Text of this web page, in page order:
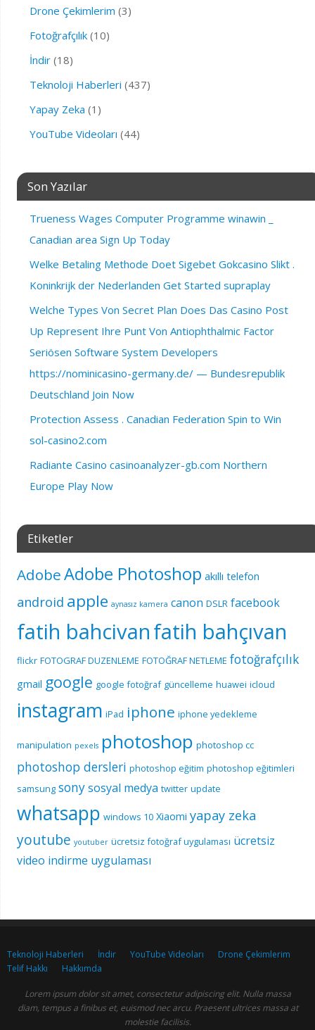
Drone Çekimlerim (3)
Fotoğrafçılık(10)
İndir(18)
Teknoloji Haberleri (437)
Yapay Zeka (1)
YouTube Videoları (44)
Son Yazılar
Trueness Wages Computer Programme winawin _
Canadian area Sign Up Today
Welke Betaling Methode Doet Sigebet Gokcasino Slikt .
Koninkrijk der Nederlanden Get Started supraplay
Welche Types Von Secret Plan Does Das Casino Post
Up Represent Ihre Punt Von Antiophthalmic Factor
Seriösen Software System Developers
https://nominicasino-germany.de/ — Bundesrepublik
Deutschland Join Now
Protection Assess . Canadian Federation Spin to Win
sol-casino2.com
Radiante Casino casinoanalyzer-gb.com Northern
Europe Play Now
Etiketler
AdobeAdobe Photoshop akıllı telefon
android apple aynasız kamera canon DSLR facebook
fatih bahcivanfatih bahçıvan
flickr FOTOGRAF DUZENLEME FOTOĞRAF NETLEME fotoğrafçılık
gmail google google fotoğraf güncelleme huawei icloud
instagram iPad iphone iphone yedekleme
manipulation pexels photoshop photoshop cc
photoshop dersleri photoshop eğitim photoshop eğitimleri
samsung sony sosyal medya twitter update
whatsapp windows 10 Xiaomi yapay zeka
youtube youtuber ücretsiz fotoğraf uygulaması ücretsiz
video indirme uygulaması
Teknoloji Haberleri İndir YouTube Videoları
Drone Çekimlerim
Telif Hakkı
Hakkımda
Lorem ipsum dolor sit amet, consectetur adipiscing elit. Nulla massa
diam, tempus a finibus et, euismod nec arcu. Praesent ultrices massa at
molestie facilisis.